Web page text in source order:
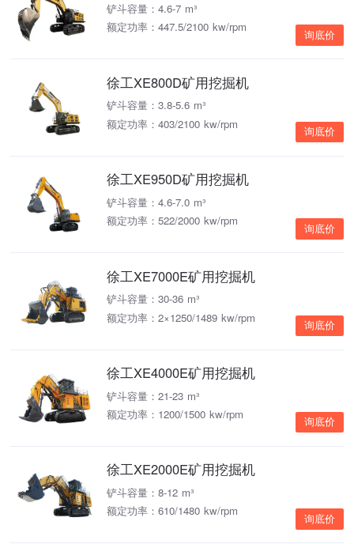
铲斗容量：4.6-7 m³
额定功率：447.5/2100 kw/rpm
询底价
徐工XE800D矿用挖掘机
铲斗容量：3.8-5.6 m³
额定功率：403/2100 kw/rpm
询底价
徐工XE950D矿用挖掘机
铲斗容量：4.6-7.0 m³
额定功率：522/2000 kw/rpm
询底价
徐工XE7000E矿用挖掘机
铲斗容量：30-36 m³
额定功率：2×1250/1489 kw/rpm
询底价
徐工XE4000E矿用挖掘机
铲斗容量：21-23 m³
额定功率：1200/1500 kw/rpm
询底价
徐工XE2000E矿用挖掘机
铲斗容量：8-12 m³
额定功率：610/1480 kw/rpm
询底价